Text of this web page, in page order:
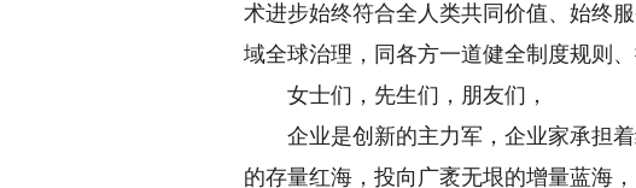
术进步始终符合全人类共同价值、始终
域全球治理，同各方一道健全制度规则
女士们，先生们，朋友们，
企业是创新的主力军，企业家承担着
的存量红海，投向广袤无垠的增量蓝海